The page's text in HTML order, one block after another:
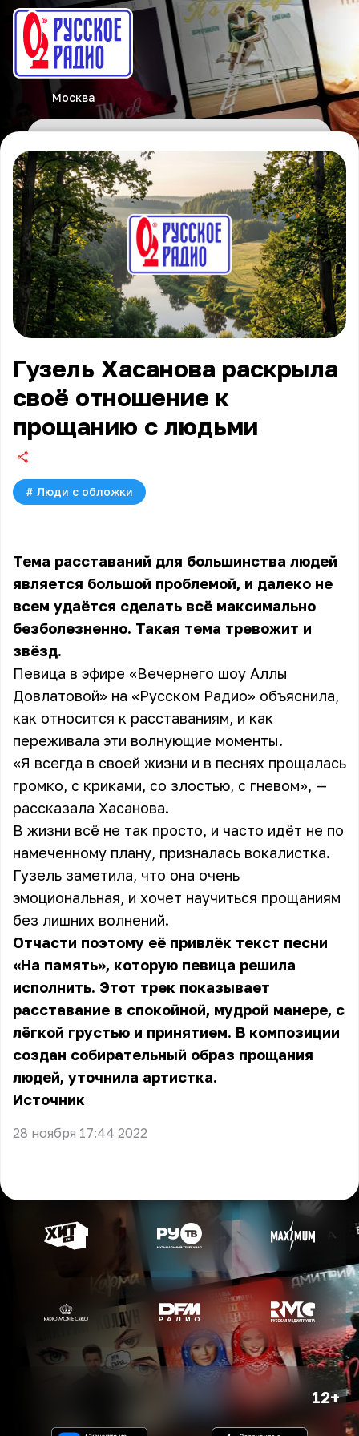
Москва
Гузель Хасанова раскрыла
своё отношение к
прощанию с людьми
# Люди с обложки
Тема расставаний для большинства людей
является большой проблемой, и далеко не
всем удаётся сделать всё максимально
безболезненно. Такая тема тревожит и
звёзд.
Певица в эфире «Вечернего шоу Аллы
Довлатовой» на «Русском Радио» объяснила,
как относится к расставаниям, и как
переживала эти волнующие моменты.
«Я всегда в своей жизни и в песнях прощалась
громко, с криками, со злостью, с гневом», —
рассказала Хасанова.
В жизни всё не так просто, и часто идёт не по
намеченному плану, призналась вокалистка.
Гузель заметила, что она очень
эмоциональная, и хочет научиться прощаниям
без лишних волнений.
Отчасти поэтому её привлёк текст песни
«На память», которую певица решила
исполнить. Этот трек показывает
расставание в спокойной, мудрой манере, с
лёгкой грустью и принятием. В композиции
создан собирательный образ прощания
людей, уточнила артистка.
Источник
28 ноября 17:44 2022
12+